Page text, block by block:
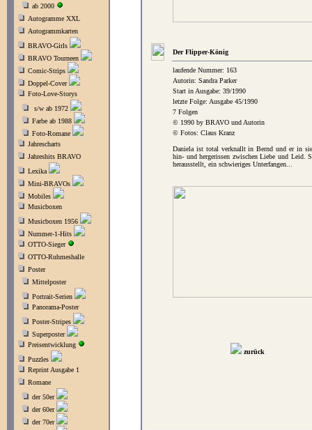
ab 2000
Autogramme XXL
Autogrammkarten
BRAVO-Girls
BRAVO Tourneen
Comic-Strips
Doppel-Cover
Foto-Love-Storys
s/w ab 1972
Farbe ab 1988
Foto-Romane
Jahrescharts
Jahreshits BRAVO
Lexika
Mini-BRAVOs
Mobiles
Musicboxen
Musicboxen 1956
Nummer-1-Hits
OTTO-Sieger
OTTO-Ruhmeshalle
Poster
Mittelposter
Portrait-Serien
Panorama-Poster
Poster-Stripes
Superposter
Preisentwicklung
Puzzles
Reprint Ausgabe 1
Romane
der 50er
der 60er
der 70er
Der Flipper-König
laufende Nummer: 163
Autorin: Sandra Parker
Start in Ausgabe: 39/1990
letzte Folge: Ausgabe 45/1990
7 Folgen
© 1990 by BRAVO und Autorin
© Fotos: Claus Kranz
Daniela ist total verknallt in Bernd und er in
hin- und hergerissen zwischen Liebe und Leid.
herausstellt, ein schwieriges Unterfangen...
zurück